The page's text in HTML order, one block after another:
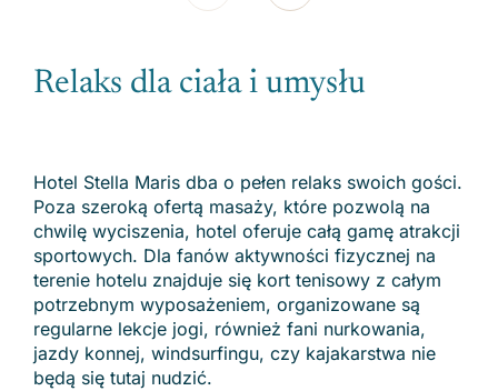
Relaks dla ciała i umysłu
Hotel Stella Maris dba o pełen relaks swoich gości.
Poza szeroką ofertą masaży, które pozwolą na
chwilę wyciszenia, hotel oferuje całą gamę atrakcji
sportowych. Dla fanów aktywności fizycznej na
terenie hotelu znajduje się kort tenisowy z całym
potrzebnym wyposażeniem, organizowane są
regularne lekcje jogi, również fani nurkowania,
jazdy konnej, windsurfingu, czy kajakarstwa nie
będą się tutaj nudzić.